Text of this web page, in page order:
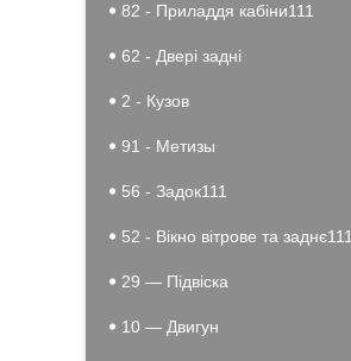
82 - Приладдя кабіни111
62 - Двері задні
2 - Кузов
91 - Метизы
56 - Задок111
52 - Вікно вітрове та заднє111
29 — Підвіска
10 — Двигун